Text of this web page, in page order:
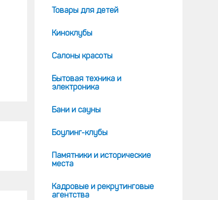
Товары для детей
Киноклубы
Салоны красоты
Бытовая техника и
электроника
Бани и сауны
Боулинг-клубы
Памятники и исторические
места
Кадровые и рекрутинговые
агентства